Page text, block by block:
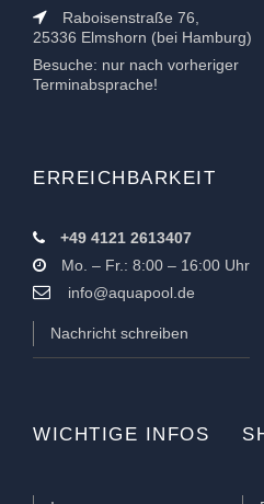
Raboisenstraße 76,
25336 Elmshorn (bei Hamburg)
Besuche: nur nach vorheriger
Terminabsprache!
ERREICHBARKEIT
+49 4121 2613407
Mo. – Fr.: 8:00 – 16:00 Uhr
info@aquapool.de
Nachricht schreiben
WICHTIGE INFOS